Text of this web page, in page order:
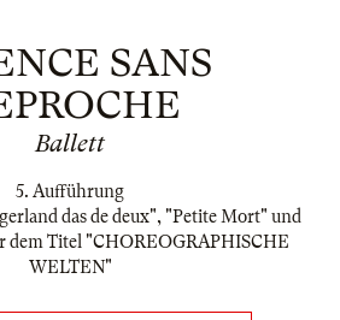
SANS
Ballett
5. Aufführung
das de deux", "Petite Mort" und
dem Titel "CHOREOGRAPHISCHE
WELTEN"